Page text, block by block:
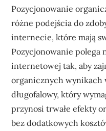
Pozycjonowanie
różne podejścia do
internecie, które mają
Pozycjonowanie polega
internetowej tak, aby
organicznych wynikach
długofalowy, który
przynosi trwałe efekty
bez dodatkowych